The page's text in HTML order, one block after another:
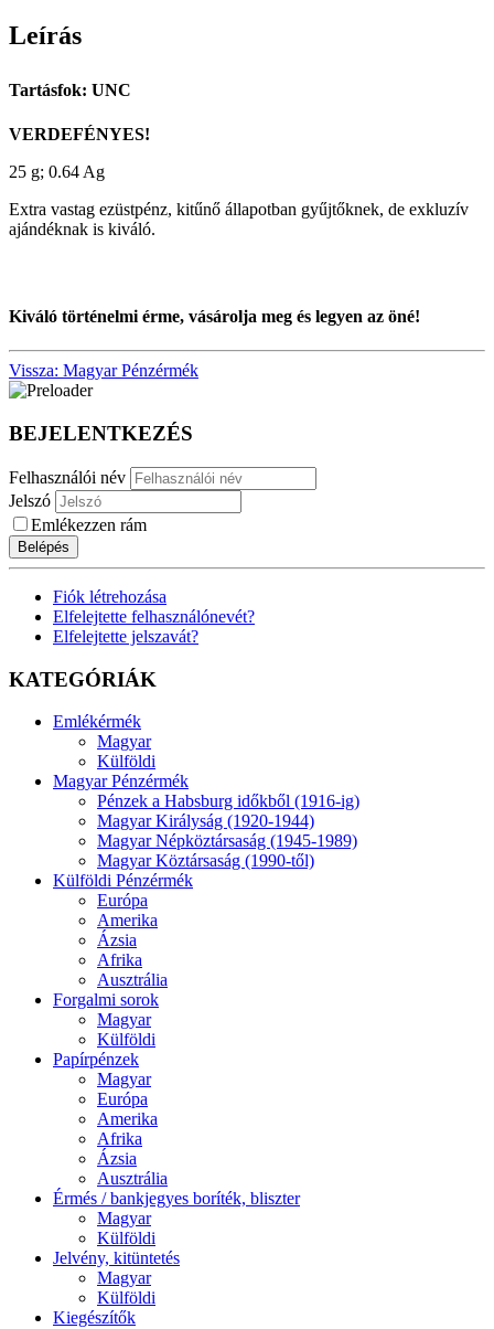
Leírás
Tartásfok: UNC
VERDEFÉNYES!
25 g; 0.64 Ag
Extra vastag ezüstpénz, kitűnő állapotban gyűjtőknek, de exkluzív
ajándéknak is kiváló.
Kiváló történelmi érme, vásárolja meg és legyen az öné!
Vissza: Magyar Pénzérmék
BEJELENTKEZÉS
Felhasználói név
Jelszó
Emlékezzen rám
Belépés
Fiók létrehozása
Elfelejtette felhasználónevét?
Elfelejtette jelszavát?
KATEGÓRIÁK
Emlékérmék
Magyar
Külföldi
Magyar Pénzérmék
Pénzek a Habsburg időkből (1916-ig)
Magyar Királyság (1920-1944)
Magyar Népköztársaság (1945-1989)
Magyar Köztársaság (1990-től)
Külföldi Pénzérmék
Európa
Amerika
Ázsia
Afrika
Ausztrália
Forgalmi sorok
Magyar
Külföldi
Papírpénzek
Magyar
Európa
Amerika
Afrika
Ázsia
Ausztrália
Érmés / bankjegyes boríték, bliszter
Magyar
Külföldi
Jelvény, kitüntetés
Magyar
Külföldi
Kiegészítők